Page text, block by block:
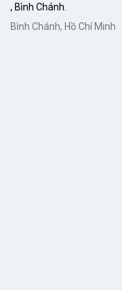
, Bình Chánh.
Bình Chánh, Hồ Chí Minh